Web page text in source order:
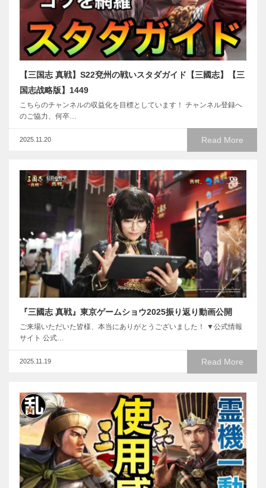
【三国志 真戦】S22兗州の戦いスタダガイド【三國志】【三
国志战略版】1449
こちらのチャンネルの収益化を目標としています！ チャンネル登録へ
のご協力、何卒…
Read More
2025.11.20
『三國志 真戦』東京ゲームショウ2025振り返り動画公開
ご来場いただいた皆様、本当にありがとうございました！ ▼公式情報
サイト 公式…
Read More
2025.11.19